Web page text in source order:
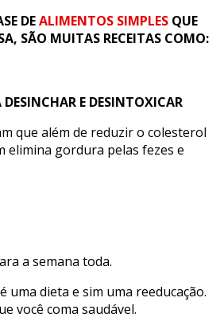
DEALIMENTOS SIMPLES QUE
SÃO MUITAS RECEITAS COMO:
DESINCHAR E DESINTOXICAR
que além de reduzir o colesterol
elimina gordura pelas fezes e
a semana toda.
uma dieta e sim uma reeducação.
você coma saudável.